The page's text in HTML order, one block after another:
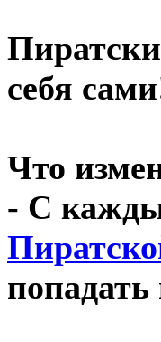
себя
Что
- С